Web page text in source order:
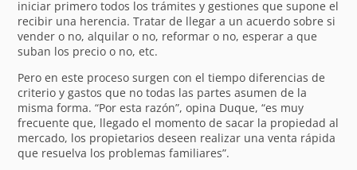
iniciar primero todos los trámites y gestiones que supone el
recibir una herencia. Tratar de llegar a un acuerdo sobre si
vender o no, alquilar o no, reformar o no, esperar a que
suban los precio o no, etc.
Pero en este proceso surgen con el tiempo diferencias de
criterio y gastos que no todas las partes asumen de la
misma forma. “Por esta razón”, opina Duque, “es muy
frecuente que, llegado el momento de sacar la propiedad al
mercado, los propietarios deseen realizar una venta rápida
que resuelva los problemas familiares”.